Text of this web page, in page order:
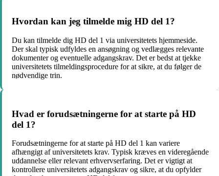
Hvordan kan jeg tilmelde mig HD del 1?
Du kan tilmelde dig HD del 1 via universitetets hjemmeside.
Der skal typisk udfyldes en ansøgning og vedlægges relevante
dokumenter og eventuelle adgangskrav. Det er bedst at tjekke
universitetets tilmeldingsprocedure for at sikre, at du følger de
nødvendige trin.
Hvad er forudsætningerne for at starte på HD
del 1?
Forudsætningerne for at starte på HD del 1 kan variere
afhængigt af universitetets krav. Typisk kræves en videregående
uddannelse eller relevant erhvervserfaring. Det er vigtigt at
kontrollere universitetets adgangskrav og sikre, at du opfylder